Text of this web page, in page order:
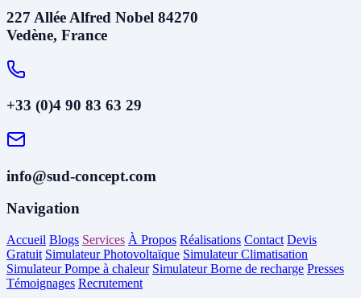
227 Allée Alfred Nobel 84270
Vedène, France
+33 (0)4 90 83 63 29
info@sud-concept.com
Navigation
Accueil Blogs Services À Propos Réalisations Contact Devis
Gratuit Simulateur Photovoltaïque Simulateur Climatisation
Simulateur Pompe à chaleur Simulateur Borne de recharge Presses
Témoignages Recrutement